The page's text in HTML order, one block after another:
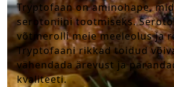
Tryptofaan on aminohape,
serotoniini tootmiseks.
võtmerolli meie meeleolus ja
Tryptofaani rikkad toidud
vähendada ärevust ja
kvaliteeti.